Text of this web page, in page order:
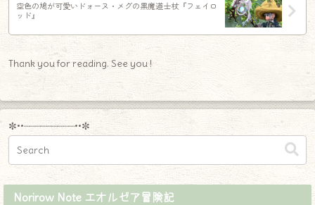
空色の鳩が可愛いドォーヌ・メグの黒魔道士杖『フェイロ
ッド』
Thank you for reading. See you !
✼••┈┈┈┈┈┈┈┈┈••✼
Norirow Note エオルゼア冒険記